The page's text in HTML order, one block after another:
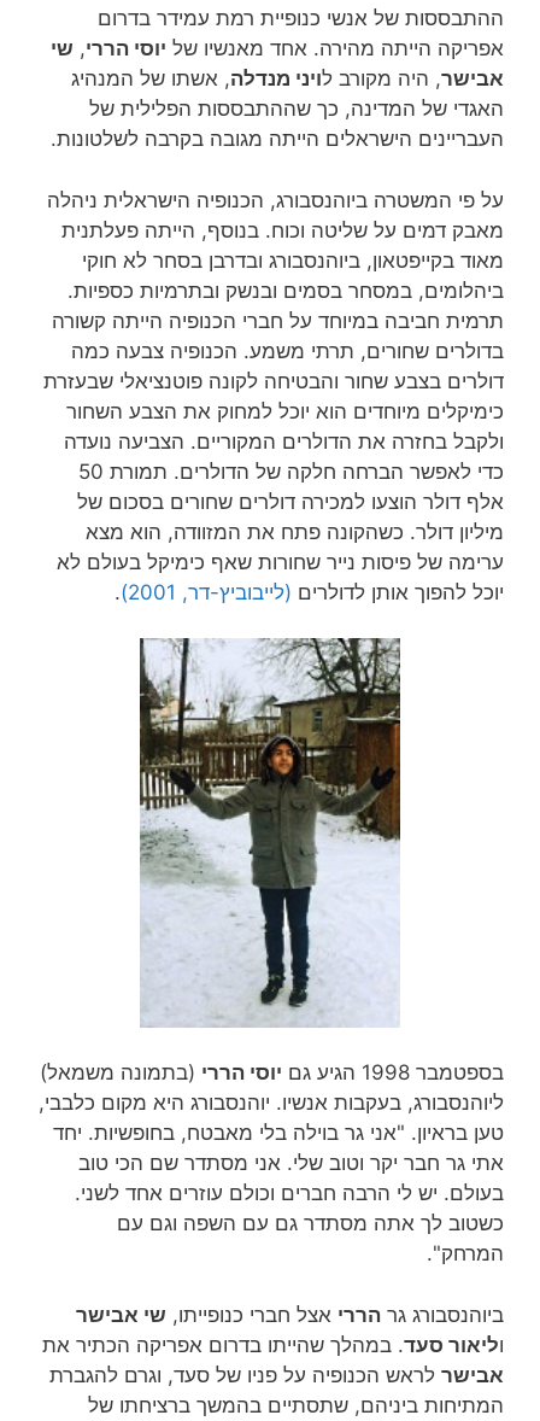
ההתבססות של אנשי כנופיית רמת עמידר בדרום
אפריקה הייתה מהירה. אחד מאנשיו של יוסי הררי, שי
אבישר, היה מקורב לויני מנדלה, אשתו של המנהיג
האגדי של המדינה, כך שההתבססות הפלילית של
העבריינים הישראלים הייתה מגובה בקרבה לשלטונות.
על פי המשטרה ביוהנסבורג, הכנופיה הישראלית ניהלה
מאבק דמים על שליטה וכוח. בנוסף, הייתה פעלתנית
מאוד בקייפטאון, ביוהנסבורג ובדרבן בסחר לא חוקי
ביהלומים, במסחר בסמים ובנשק ובתרמיות כספיות.
תרמית חביבה במיוחד על חברי הכנופיה הייתה קשורה
בדולרים שחורים, תרתי משמע. הכנופיה צבעה כמה
דולרים בצבע שחור והבטיחה לקונה פוטנציאלי שבעזרת
כימיקלים מיוחדים הוא יוכל למחוק את הצבע השחור
ולקבל בחזרה את הדולרים המקוריים. הצביעה נועדה
כדי לאפשר הברחה חלקה של הדולרים. תמורת 50
אלף דולר הוצעו למכירה דולרים שחורים בסכום של
מיליון דולר. כשהקונה פתח את המזוודה, הוא מצא
ערימה של פיסות נייר שחורות שאף כימיקל בעולם לא
יוכל להפוך אותן לדולרים (לייבוביץ-דר, 2001) .
בספטמבר 1998 הגיע גם יוסי הררי (בתמונה משמאל)
ליוהנסבורג, בעקבות אנשיו. יוהנסבורג היא מקום כלבבי,
טען בראיון. "אני גר בוילה בלי מאבטח, בחופשיות. יחד
אתי גר חבר יקר וטוב שלי. אני מסתדר שם הכי טוב
בעולם. יש לי הרבה חברים וכולם עוזרים אחד לשני.
כשטוב לך אתה מסתדר גם עם השפה וגם עם
המרחק".
ביוהנסבורג גר הררי אצל חברי כנופייתו, שי אבישר
וליאור סעד. במהלך שהייתו בדרום אפריקה הכתיר את
אבישר לראש הכנופיה על פניו של סעד, וגרם להגברת
המתיחות ביניהם, שתסתיים בהמשך ברציחתו של